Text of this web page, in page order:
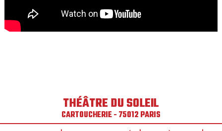
THÉÂTRE DU SOLEIL
CARTOUCHERIE - 75012 PARIS